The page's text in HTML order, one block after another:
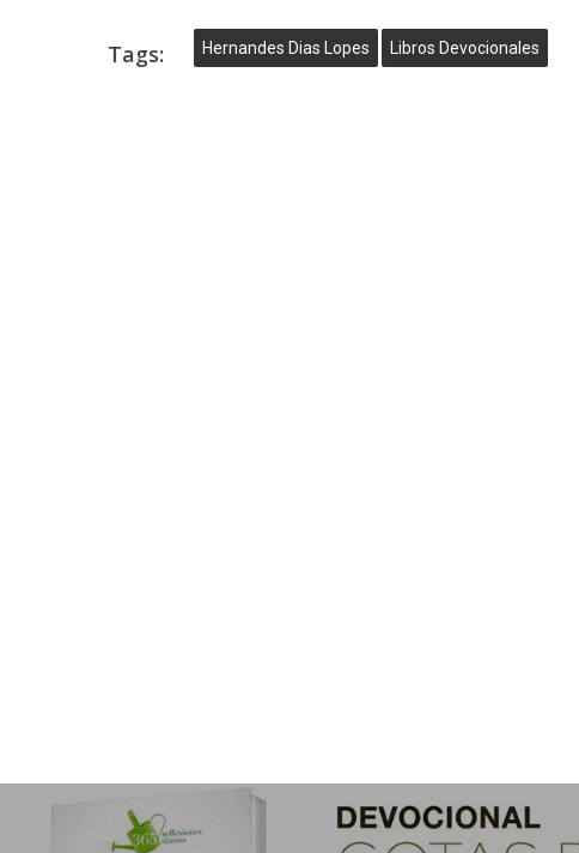
Tags: Hernandes Dias Lopes Libros Devocionales